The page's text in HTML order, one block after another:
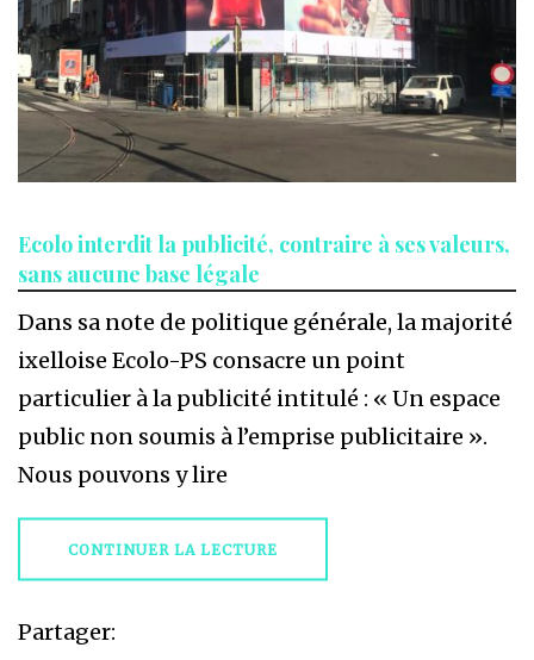
Ecolo interdit la publicité, contraire à ses valeurs,
sans aucune base légale
Dans sa note de politique générale, la majorité
ixelloise Ecolo-PS consacre un point
particulier à la publicité intitulé : « Un espace
public non soumis à l’emprise publicitaire ».
Nous pouvons y lire
CONTINUER LA LECTURE
Partager: